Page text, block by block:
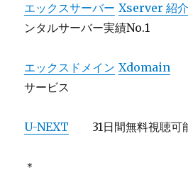
エックスサーバー Xserver 紹
ンタルサーバー実績No.1
エックスドメイン Xdomain
サービス
U-NEXT 31日間無料視聴可
＊